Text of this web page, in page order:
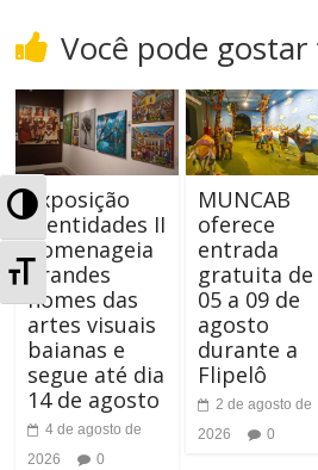
A
t
A
Você pode
Exposição
Identidades II
homenageia
grandes
nomes das
artes visuais
baianas e
segue até dia
14 de agosto
4 de agosto de
2026
0
MUNCAB
oferece
entrada
gratuita de
05 a 09 de
agosto
durante a
Flipelô
2 de agosto de
2026
0